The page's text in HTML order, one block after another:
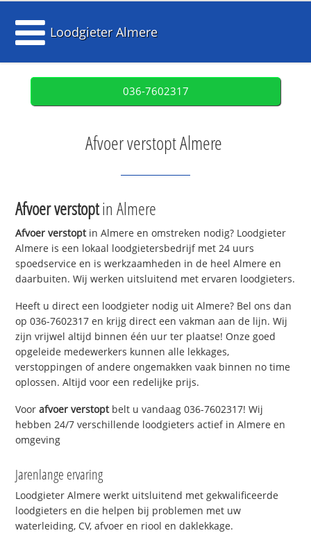
Loodgieter Almere
036-7602317
Afvoer verstopt Almere
Afvoer verstoptin Almere
Afvoer verstoptin Almere en omstreken nodig? Loodgieter
Almere is een lokaal loodgietersbedrijf met 24 uurs
spoedservice en is werkzaamheden in de heel Almere en
daarbuiten. Wij werken uitsluitend met ervaren loodgieters.
Heeft u direct een loodgieter nodig uit Almere? Bel ons dan
op 036-7602317 en krijg direct een vakman aan de lijn. Wij
zijn vrijwel altijd binnen één uur ter plaatse! Onze goed
opgeleide medewerkers kunnen alle lekkages,
verstoppingen of andere ongemakken vaak binnen no time
oplossen. Altijd voor een redelijke prijs.
Voorafvoer verstoptbelt u vandaag 036-7602317! Wij
hebben 24/7 verschillende loodgieters actief in Almere en
omgeving
Jarenlange ervaring
Loodgieter Almere werkt uitsluitend met gekwalificeerde
loodgieters en die helpen bij problemen met uw
waterleiding, CV, afvoer en riool en daklekkage.